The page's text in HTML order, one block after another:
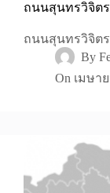
ถนนสุนทรวิจิต
ถนนสุนทรวิจิต
By
On เมษา